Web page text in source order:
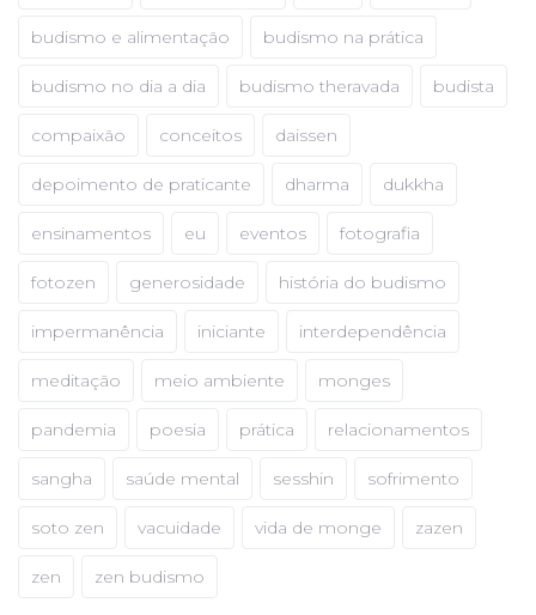
budismo e alimentação budismo na prática
budismo no dia a dia budismo theravada budista
compaixão conceitos daissen
depoimento de praticante dharma dukkha
ensinamentos eu eventos fotografia
fotozen generosidade história do budismo
impermanência iniciante interdependência
meditação meio ambiente monges
pandemia poesia prática relacionamentos
sangha saúde mental sesshin sofrimento
soto zen vacuidade vida de monge zazen
zen zen budismo